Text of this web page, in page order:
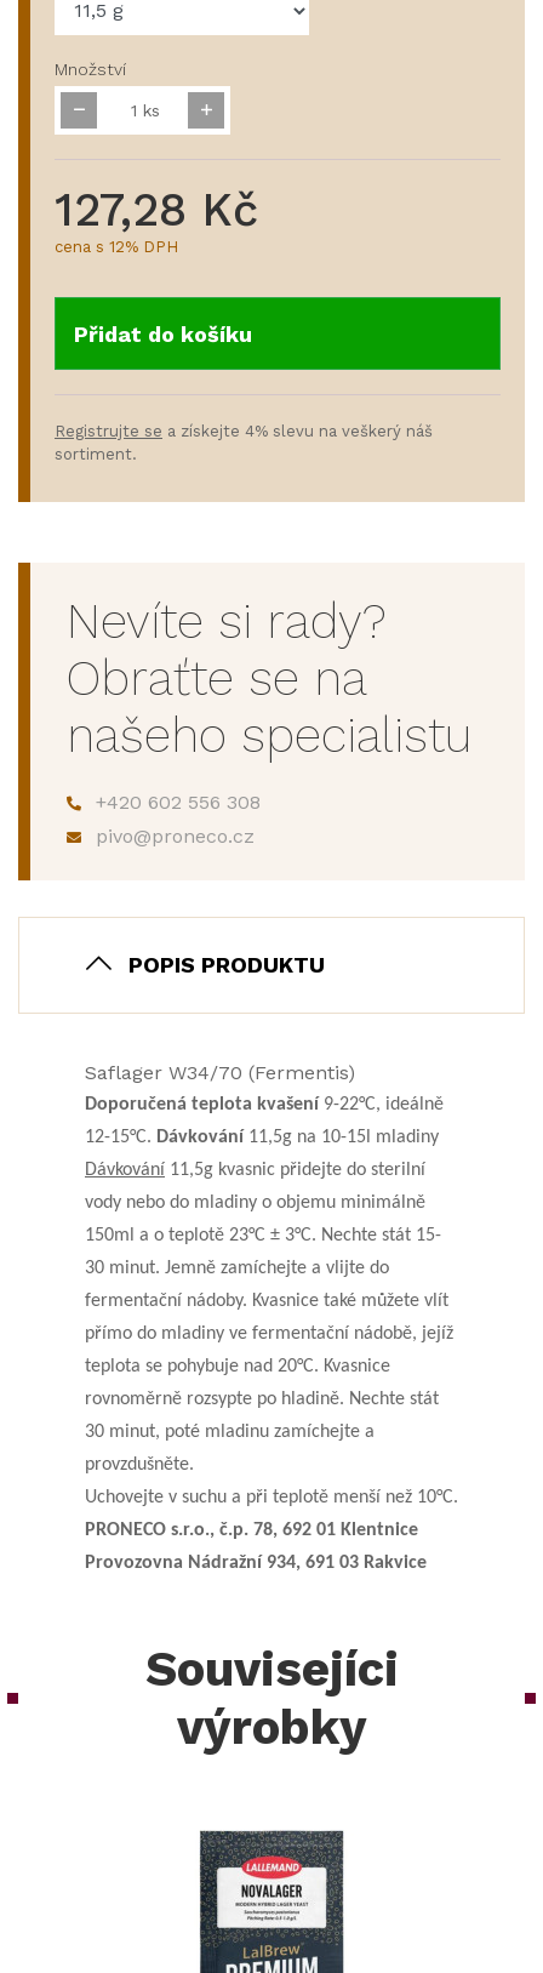
Množství
ks
127,28 Kč
cena s 12% DPH
Přidat do košíku
Registrujte se a získejte 4% slevu na veškerý náš
sortiment.
Nevíte si rady?
Obraťte se na
našeho specialistu
+420 602 556 308
pivo@proneco.cz
POPIS PRODUKTU
Saflager W34/70 (Fermentis)
Doporučená teplota kvašení 9-22°C, ideálně
12-15°C. Dávkování 11,5g na 10-15l mladiny
Dávkování 11,5g kvasnic přidejte do sterilní
vody nebo do mladiny o objemu minimálně
150ml a o teplotě 23°C ± 3°C. Nechte stát 15-
30 minut. Jemně zamíchejte a vlijte do
fermentační nádoby. Kvasnice také můžete vlít
přímo do mladiny ve fermentační nádobě, jejíž
teplota se pohybuje nad 20°C. Kvasnice
rovnoměrně rozsypte po hladině. Nechte stát
30 minut, poté mladinu zamíchejte a
provzdušněte.
Uchovejte v suchu a při teplotě menší než 10°C.
PRONECO s.r.o., č.p. 78, 692 01 Klentnice
Provozovna Nádražní 934, 691 03 Rakvice
Souvisejíci
výrobky